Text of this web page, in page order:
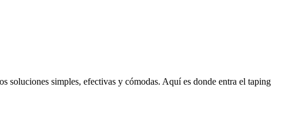
soluciones simples, efectivas y cómodas. Aquí es donde entra el taping